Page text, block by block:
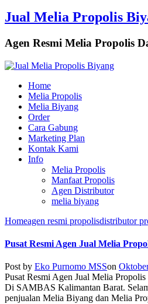
Jual Melia Propolis
Agen Resmi Melia Propolis
Home
Melia Propolis
Melia Biyang
Order
Cara Gabung
Marketing Plan
Kontak Kami
Info
Melia Propolis
Manfaat Propolis
Agen Distributor
melia biyang
Homeagen resmi propolisdistributor
Pusat Resmi Agen Jual Melia
Post by Eko Purnomo MSSon
Pusat Resmi Agen Jual Melia
Di SAMBAS Kalimantan Barat.
penjualan Melia Biyang dan Melia